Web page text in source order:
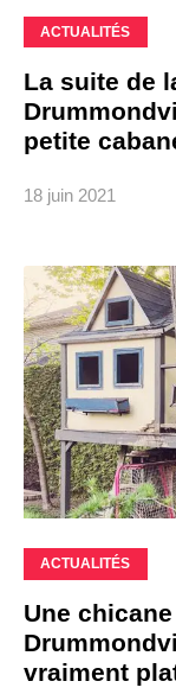
ACTUALITÉS
La suite de
petite
18 juin 2021
ACTUALITÉS
Une
vraiment